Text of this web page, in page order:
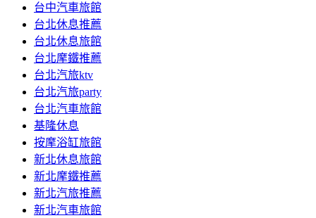
台中汽車旅館
台北休息推薦
台北休息旅館
台北摩鐵推薦
台北汽旅ktv
台北汽旅party
台北汽車旅館
基隆休息
按摩浴缸旅館
新北休息旅館
新北摩鐵推薦
新北汽旅推薦
新北汽車旅館